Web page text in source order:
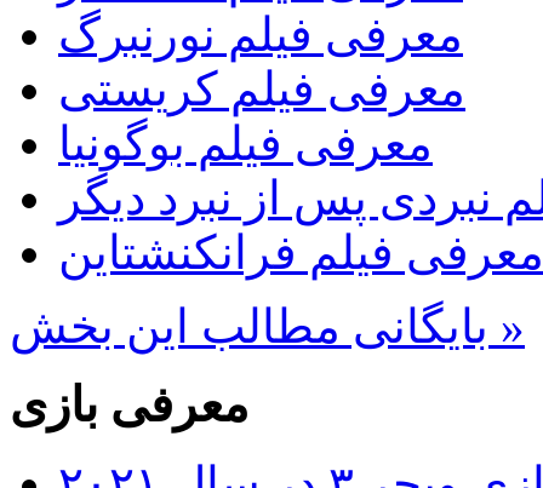
معرفی فیلم نورنبرگ
معرفی فیلم کریستی
معرفی فیلم بوگونیا
نبردی پس از نبرد دیگر
معرفی فیلم فرانکنشتاین
بایگانی مطالب این بخش »
معرفی بازی